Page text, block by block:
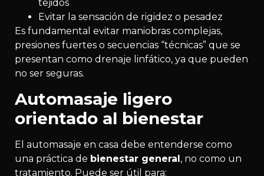
tejidos
Evitar la sensación de rigidez o pesadez
Es fundamental evitar maniobras complejas,
presiones fuertes o secuencias “técnicas” que se
presentan como drenaje linfático, ya que pueden
no ser seguras.
Automasaje ligero
orientado al bienestar
El automasaje en casa debe entenderse como
una práctica de bienestar general, no como un
tratamiento. Puede ser útil para: